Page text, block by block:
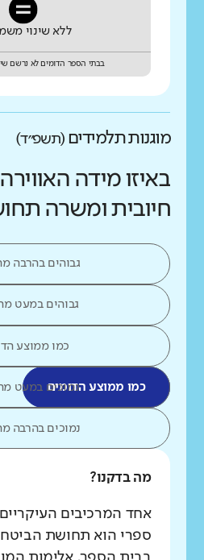
ללא שינוי
בבתי הספר הדומים לא נרשם
מוגנות תלמידים (תשפ״ד)
באיזו מידה
חיובית ומשרה
גבוהים בהרבה
גבוהים במעט
כמו ממוצע
כמו ממוצע הדומיםנמוכים במעט
נמוכים בהרבה
מה בדקנו?
אחד המרכיבים
ספרי הוא תחושת